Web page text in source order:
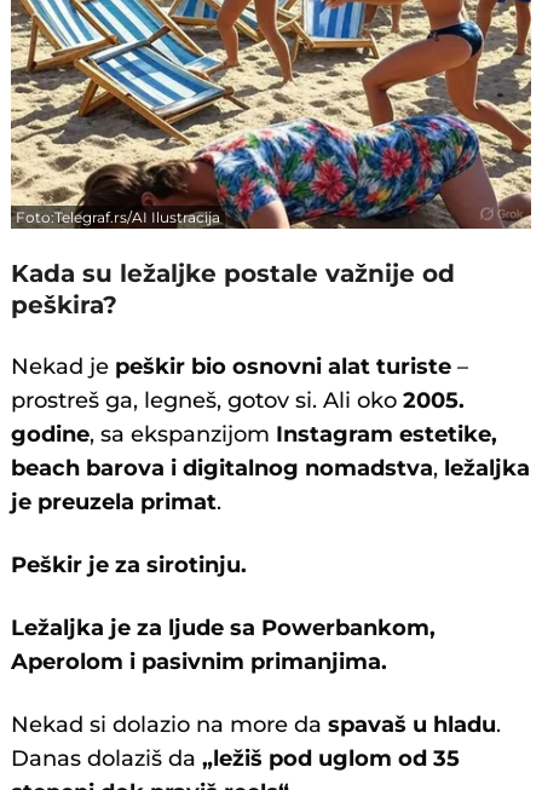
Foto:Telegraf.rs/AI Ilustracija
Kada su ležaljke postale važnije od
peškira?
Nekad je peškir bio osnovni alat turiste –
prostreš ga, legneš, gotov si. Ali oko2005.
godine, sa ekspanzijom Instagram estetike,
beach barova i digitalnog nomadstva, ležaljka
je preuzela primat.
Peškir je za sirotinju.
Ležaljka je za ljude sa Powerbankom,
Aperolom i pasivnim primanjima.
Nekad si dolazio na more daspavaš u hladu.
Danas dolaziš da„ležiš pod uglom od 35